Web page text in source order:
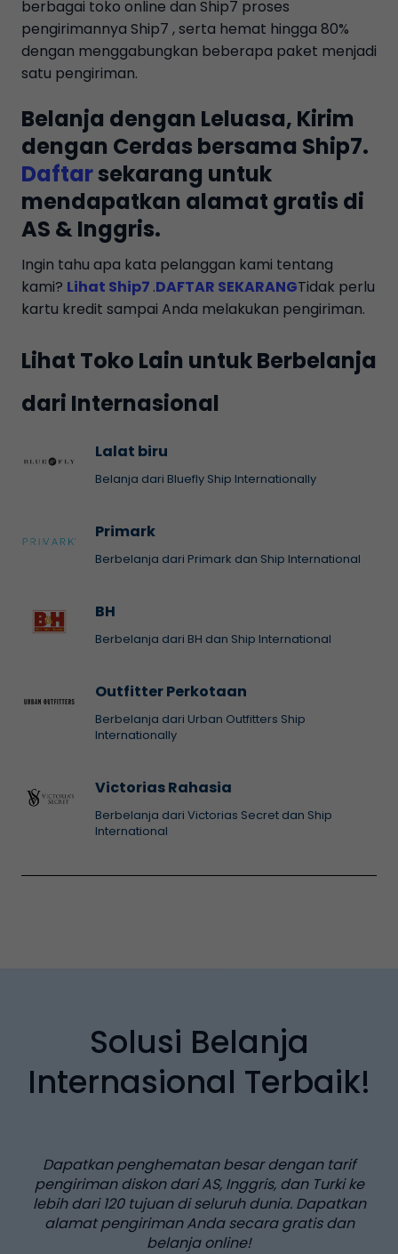
berbagai toko online dan Ship7 proses
pengirimannya Ship7 , serta hemat hingga 80%
dengan menggabungkan beberapa paket menjadi
satu pengiriman.
Belanja dengan Leluasa, Kirim
dengan Cerdas bersama Ship7.
Daftarsekarang untuk
mendapatkan alamat gratis di
AS & Inggris.
Ingin tahu apa kata pelanggan kami tentang
kami? Lihat Ship7 .DAFTAR SEKARANGTidak perlu
kartu kredit sampai Anda melakukan pengiriman.
Lihat Toko Lain untuk Berbelanja
dari Internasional
Lalat biru
Belanja dari Bluefly Ship Internationally
Primark
Berbelanja dari Primark dan Ship International
BH
Berbelanja dari BH dan Ship International
Outfitter Perkotaan
Berbelanja dari Urban Outfitters Ship
Internationally
Victorias Rahasia
Berbelanja dari Victorias Secret dan Ship
International
Solusi Belanja
Internasional Terbaik!
Dapatkan penghematan besar dengan tarif
pengiriman diskon dari AS, Inggris, dan Turki ke
lebih dari120tujuan di seluruh dunia. Dapatkan
alamat pengiriman Anda secara gratis dan
belanja online!